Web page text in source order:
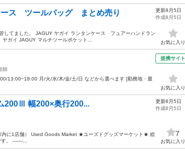
ス ツールバッグ まとめ売り
してました。 JAGUY ヤガイ ランタンケース フュアーハンドラン
ガイ JAGUY マルチツールポケット...
更新8月5日
作成8月5日
お気に入り
師
13:00~18:00 月/火/水/木/金/土/日 などから選べます [勤務地・最
提携サイト
お気に入り
200Ⅲ 幅200×奥行200...
内に1店舗） Used Goods Market ★ユーズドグッズマーケット★ 総
。 -------...
更新8月5日
作成8月5日
7
お気に入り